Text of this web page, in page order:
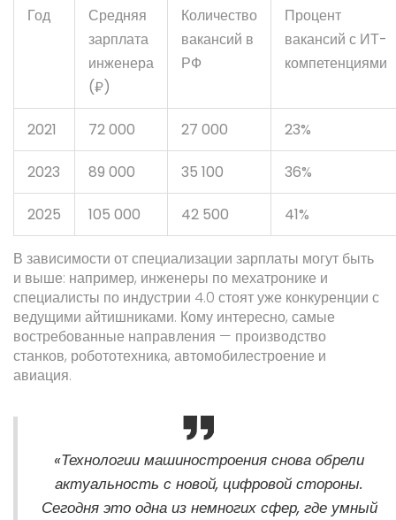
Год
Средняя
зарплата
инженера
(₽)
Количество
вакансий в
РФ
Процент
вакансий с ИТ-
компетенциями
2021 72 000 27 000 23%
2023 89 000 35 100 36%
2025 105 000 42 500 41%
В зависимости от специализации зарплаты могут быть
и выше: например, инженеры по мехатронике и
специалисты по индустрии 4.0 стоят уже конкуренции с
ведущими айтишниками. Кому интересно, самые
востребованные направления — производство
станков, робототехника, автомобилестроение и
авиация.
«Технологии машиностроения снова обрели
актуальность с новой, цифровой стороны.
Сегодня это одна из немногих сфер, где умный